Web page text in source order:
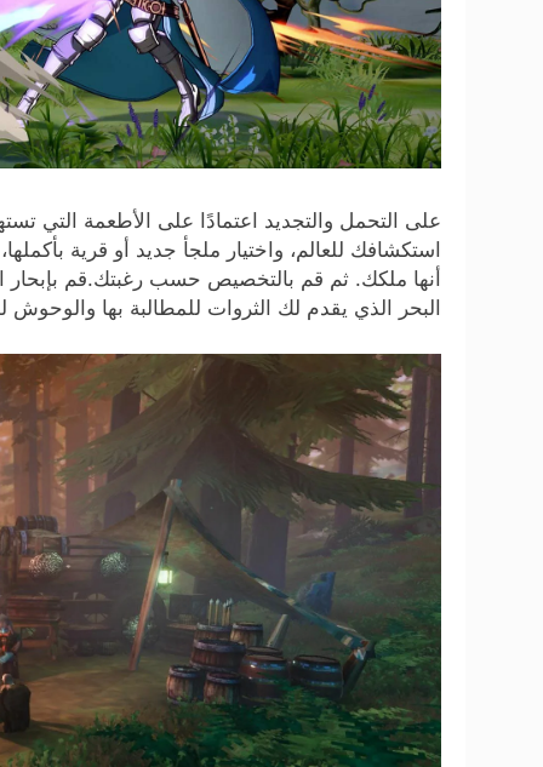
على التحمل والتجديد اعتمادًا على الأطعمة التي
استكشافك للعالم، واختيار ملجأ جديد أو قرية
أنها ملكك. ثم قم بالتخصيص حسب رغبتك.قم
البحر الذي يقدم لك الثروات للمطالبة بها والوحوش